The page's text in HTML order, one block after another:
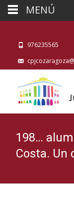
976235565
198…
Costa. Un
MENÚ